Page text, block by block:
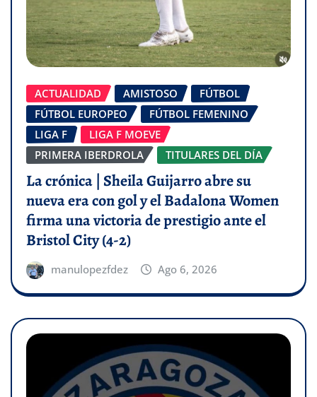
ACTUALIDAD AMISTOSO
FÚTBOL
FÚTBOL EUROPEO
FÚTBOL FEMENINO
LIGA F
LIGA F MOEVE
PRIMERA IBERDROLA
TITULARES DEL DÍA
La crónica | Sheila Guijarro abre su
nueva era con gol y el Badalona Women
firma una victoria de prestigio ante el
Bristol City (4-2)
manulopezfdez Ago 6, 2026